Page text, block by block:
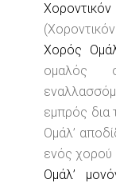
Χορός
ομαλός
εμπρός δια
Ομάλ’
ενός χορού
Ομάλ’